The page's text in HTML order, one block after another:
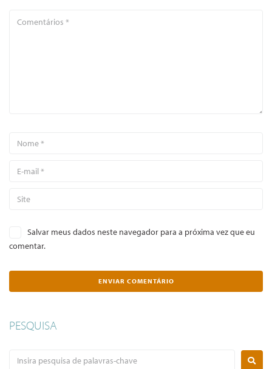
Salvar meus dados neste navegador para a próxima vez que eu
comentar.
PESQUISA